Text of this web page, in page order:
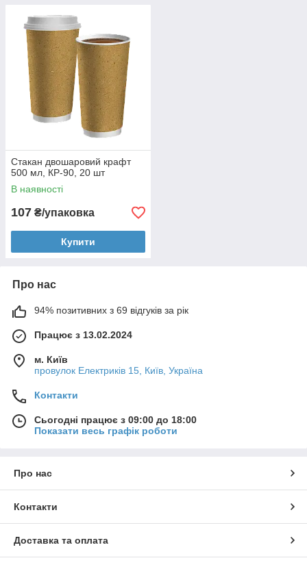
Стакан двошаровий крафт
500 мл, КР-90, 20 шт
В наявності
107 ₴/упаковка
Купити
Про нас
94% позитивних з 69 відгуків за рік
Працює з 13.02.2024
м. Київ
провулок Електриків 15, Київ, Україна
Контакти
Сьогодні працює з 09:00 до 18:00
Показати весь графік роботи
Про нас
Контакти
Доставка та оплата